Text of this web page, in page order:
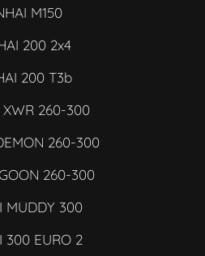
M150
200 2x4
200 T3b
XWR 260-300
260-300
260-300
MUDDY 300
300 EURO 2